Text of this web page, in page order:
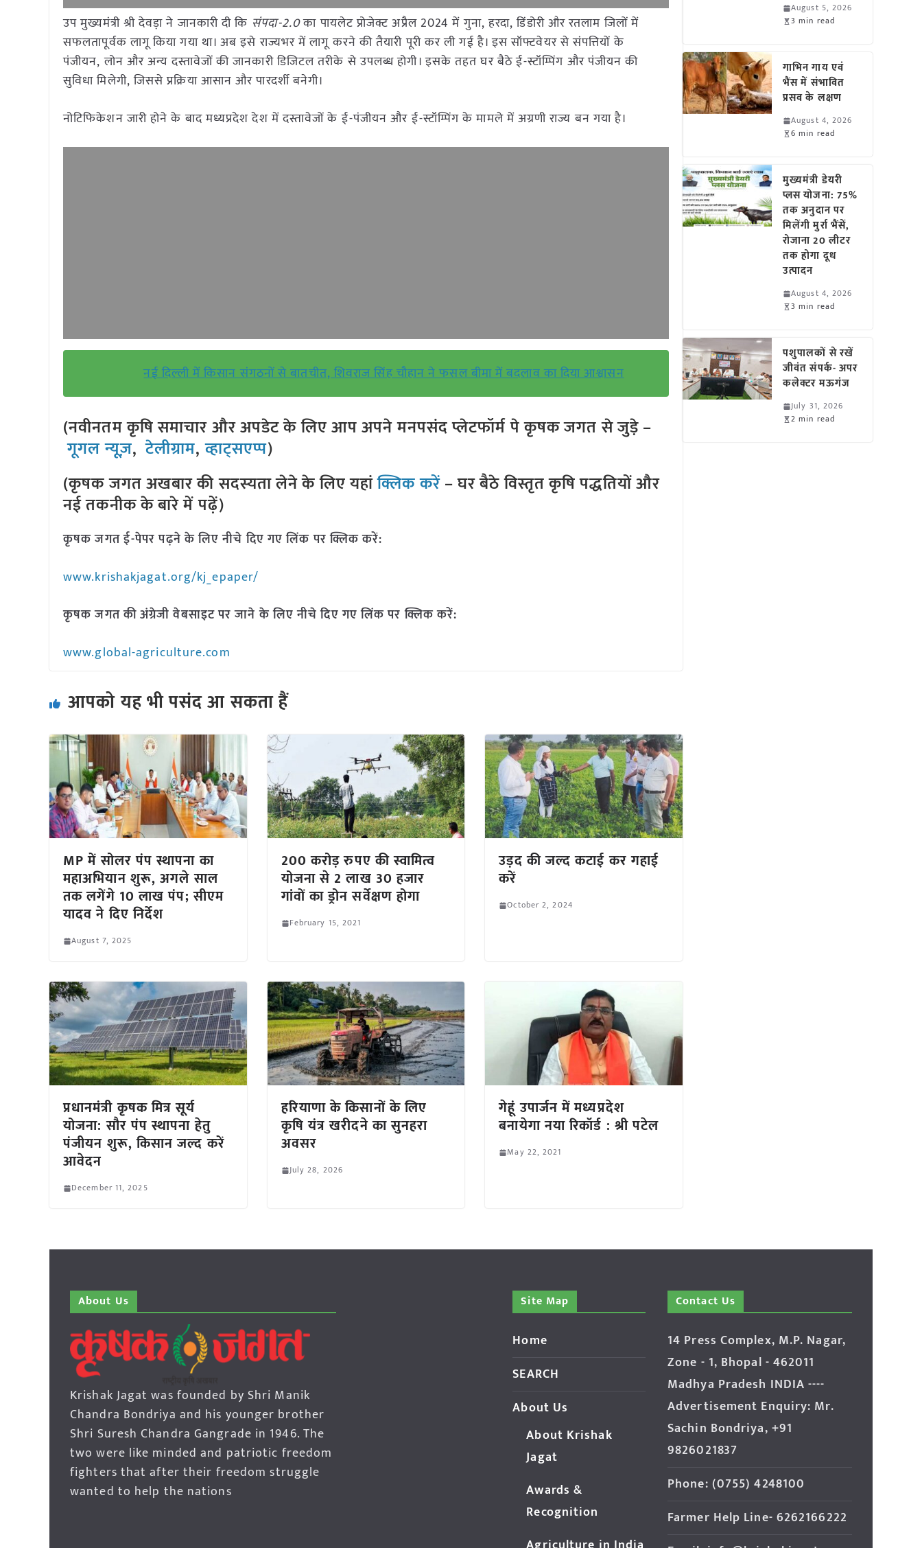
उप मुख्यमंत्री श्री देवड़ा ने जानकारी दी कि संपदा-2.0का पायलेट प्रोजेक्ट अप्रैल 2024 में गुना, हरदा, डिंडोरी और रतलाम जिलों में
सफलतापूर्वक लागू किया गया था। अब इसे राज्यभर में लागू करने की तैयारी पूरी कर ली गई है। इस सॉफ्टवेयर से संपत्तियों के
पंजीयन, लोन और अन्य दस्तावेजों की जानकारी डिजिटल तरीके से उपलब्ध होगी। इसके तहत घर बैठे ई-स्टॉम्पिंग और पंजीयन की
सुविधा मिलेगी, जिससे प्रक्रिया आसान और पारदर्शी बनेगी।
नोटिफिकेशन जारी होने के बाद मध्यप्रदेश देश में दस्तावेजों के ई-पंजीयन और ई-स्टॉम्पिंग के मामले में अग्रणी राज्य बन गया है।
नई दिल्ली में किसान संगठनों से बातचीत, शिवराज सिंह चौहान ने फसल बीमा में बदलाव का दिया आश्वासन
(नवीनतम कृषि समाचार और अपडेट के लिए आप अपने मनपसंद प्लेटफॉर्म पे कृषक जगत से जुड़े –
गूगल न्यूज़,टेलीग्राम,व्हाट्सएप्प)
(कृषक जगत अखबार की सदस्यता लेने के लिए यहांक्लिक करें– घर बैठे विस्तृत कृषि पद्धतियों और
नई तकनीक के बारे में पढ़ें)
कृषक जगत ई-पेपर पढ़ने के लिए नीचे दिए गए लिंक पर क्लिक करें:
www.krishakjagat.org/kj_epaper/
कृषक जगत की अंग्रेजी वेबसाइट पर जाने के लिए नीचे दिए गए लिंक पर क्लिक करें:
www.global-agriculture.com
आपको यह भी पसंद आ सकता हैं
MP में सोलर पंप स्थापना का
महाअभियान शुरू, अगले साल
तक लगेंगे 10 लाख पंप; सीएम
यादव ने दिए निर्देश
August 7, 2025
200 करोड़ रुपए की स्वामित्व
योजना से 2 लाख 30 हजार
गांवों का ड्रोन सर्वेक्षण होगा
February 15, 2021
उड़द की जल्द कटाई कर गहाई
करें
October 2, 2024
प्रधानमंत्री कृषक मित्र सूर्य
योजना: सौर पंप स्थापना हेतु
पंजीयन शुरू, किसान जल्द करें
आवेदन
December 11, 2025
हरियाणा के किसानों के लिए
कृषि यंत्र खरीदने का सुनहरा
अवसर
July 28, 2026
गेहूं उपार्जन में मध्यप्रदेश
बनायेगा नया रिकॉर्ड : श्री पटेल
May 22, 2021
August 5, 2026
3 min read
गाभिन गाय एवं
भैंस में संभावित
प्रसव के लक्षण
August 4, 2026
6 min read
मुख्यमंत्री डेयरी
प्लस योजना: 75%
तक अनुदान पर
मिलेंगी मुर्रा भैंसें,
रोजाना 20 लीटर
तक होगा दूध
उत्पादन
August 4, 2026
3 min read
पशुपालकों से रखें
जीवंत संपर्क- अपर
कलेक्टर मऊगंज
July 31, 2026
2 min read
About Us
Krishak Jagat was founded by Shri Manik
Chandra Bondriya and his younger brother
Shri Suresh Chandra Gangrade in 1946. The
two were like minded and patriotic freedom
fighters that after their freedom struggle
wanted to help the nations
Site Map
Home
SEARCH
About Us
About Krishak
Jagat
Awards &
Recognition
Contact Us
14 Press Complex, M.P. Nagar,
Zone - 1, Bhopal - 462011
Madhya Pradesh INDIA ----
Advertisement Enquiry: Mr.
Sachin Bondriya, +91
9826021837
Phone: (0755) 4248100
Farmer Help Line- 6262166222